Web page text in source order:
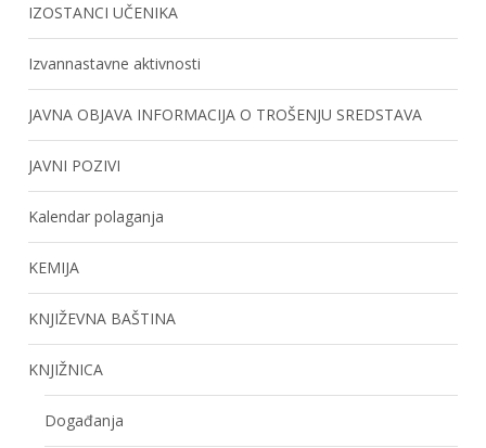
IZOSTANCI UČENIKA
Izvannastavne aktivnosti
JAVNA OBJAVA INFORMACIJA O TROŠENJU SREDSTAVA
JAVNI POZIVI
Kalendar polaganja
KEMIJA
KNJIŽEVNA BAŠTINA
KNJIŽNICA
Događanja